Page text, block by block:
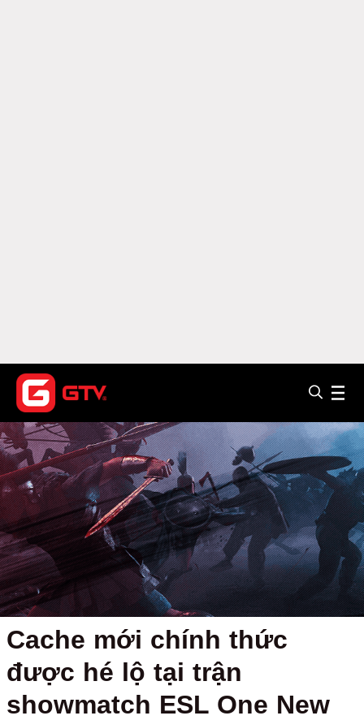
Cache mới chính thức
được hé lộ tại trận
showmatch ESL One New